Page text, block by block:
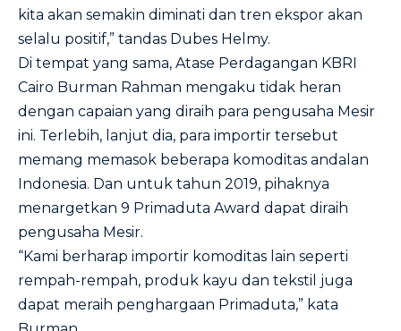
kita akan semakin diminati dan tren ekspor akan
selalu positif,” tandas Dubes Helmy.
Di tempat yang sama, Atase Perdagangan KBRI
Cairo Burman Rahman mengaku tidak heran
dengan capaian yang diraih para pengusaha Mesir
ini. Terlebih, lanjut dia, para importir tersebut
memang memasok beberapa komoditas andalan
Indonesia. Dan untuk tahun 2019, pihaknya
menargetkan 9 Primaduta Award dapat diraih
pengusaha Mesir.
“Kami berharap importir komoditas lain seperti
rempah-rempah, produk kayu dan tekstil juga
dapat meraih penghargaan Primaduta,” kata